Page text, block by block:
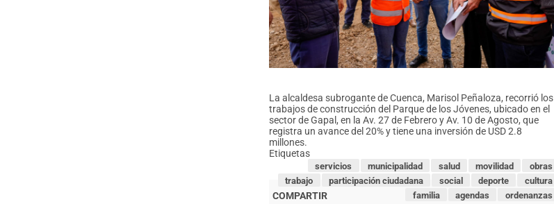
La alcaldesa subrogante de Cuenca, Marisol Peñaloza, recorrió los
trabajos de construcción del Parque de los Jóvenes, ubicado en el
sector de Gapal, en la Av. 27 de Febrero y Av. 10 de Agosto, que
registra un avance del 20% y tiene una inversión de USD 2.8
millones.
Etiquetas
obras
movilidad
salud
municipalidad
servicios
cultura
deporte
social
participación ciudadana
trabajo
ordenanzas
agendas
familia